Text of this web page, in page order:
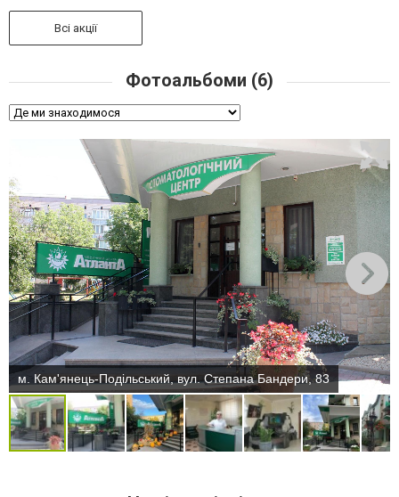
Всі акції
Фотоальбоми (6)
м. Кам'янець-Подільський, вул. Степана Бандери, 83